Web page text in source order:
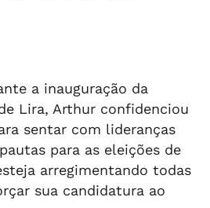
a inauguração da
Lira, Arthur confidenciou
sentar com lideranças
para as eleições de
arregimentando todas
sua candidatura ao